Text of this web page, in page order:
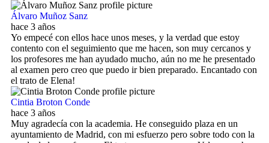
Álvaro Muñoz Sanz
hace 3 años
Yo empecé con ellos hace unos meses, y la verdad que estoy
contento con el seguimiento que me hacen, son muy cercanos y
los profesores me han ayudado mucho, aún no me he presentado
al examen pero creo que puedo ir bien preparado. Encantado con
el trato de Elena!
Cintia Broton Conde
hace 3 años
Muy agradecía con la academia. He conseguido plaza en un
ayuntamiento de Madrid, con mi esfuerzo pero sobre todo con la